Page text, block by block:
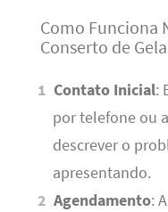
Como Funciona
Conserto de
Contato Inicial:
por telefone ou
descrever o
apresentando.
Agendamento: